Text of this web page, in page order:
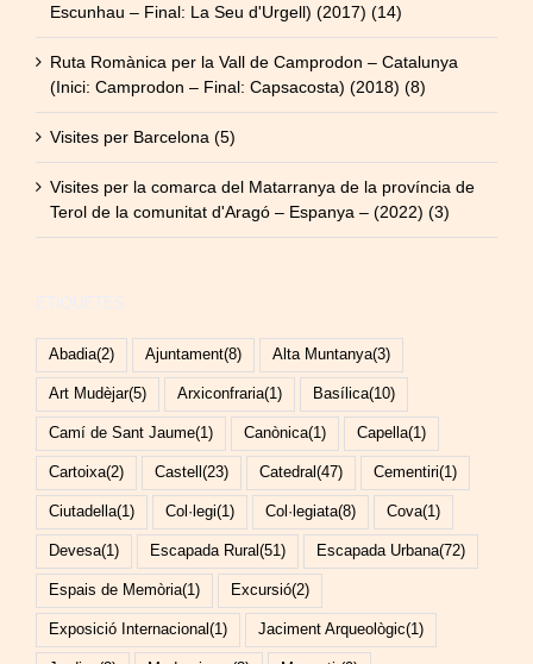
Escunhau – Final: La Seu d'Urgell) (2017) (14)
Ruta Romànica per la Vall de Camprodon – Catalunya
(Inici: Camprodon – Final: Capsacosta) (2018) (8)
Visites per Barcelona (5)
Visites per la comarca del Matarranya de la província de
Terol de la comunitat d'Aragó – Espanya – (2022) (3)
Abadia(2) Ajuntament(8) Alta Muntanya(3)
Art Mudèjar(5) Arxiconfraria(1) Basílica(10)
Camí de Sant Jaume(1) Canònica(1) Capella(1)
Cartoixa(2) Castell (23) Catedral (47) Cementiri(1)
Ciutadella(1) Col·legi(1) Col·legiata(8) Cova(1)
Devesa(1) Escapada Rural (51) Escapada Urbana(72)
Espais de Memòria(1) Excursió(2)
Exposició Internacional (1) Jaciment Arqueològic(1)